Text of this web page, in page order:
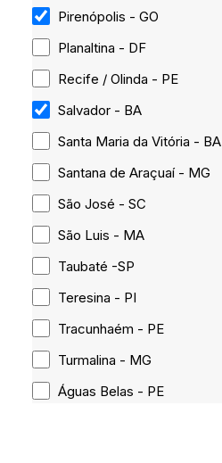
Pirenópolis - GO
Planaltina - DF
Recife / Olinda - PE
Salvador - BA
Santa Maria da Vitória - BA
Santana de Araçuaí - MG
São José - SC
São Luis - MA
Taubaté -SP
Teresina - PI
Tracunhaém - PE
Turmalina - MG
Águas Belas - PE